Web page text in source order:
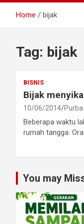
Home bijak
Tag: bijak
BISNIS
Bijak
10/06/2014
Beberapa waktu
rumah tangga.
You may